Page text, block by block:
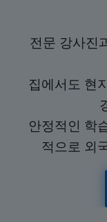
전문 강사진
집에서도 현
안정적인 학
적으로 외